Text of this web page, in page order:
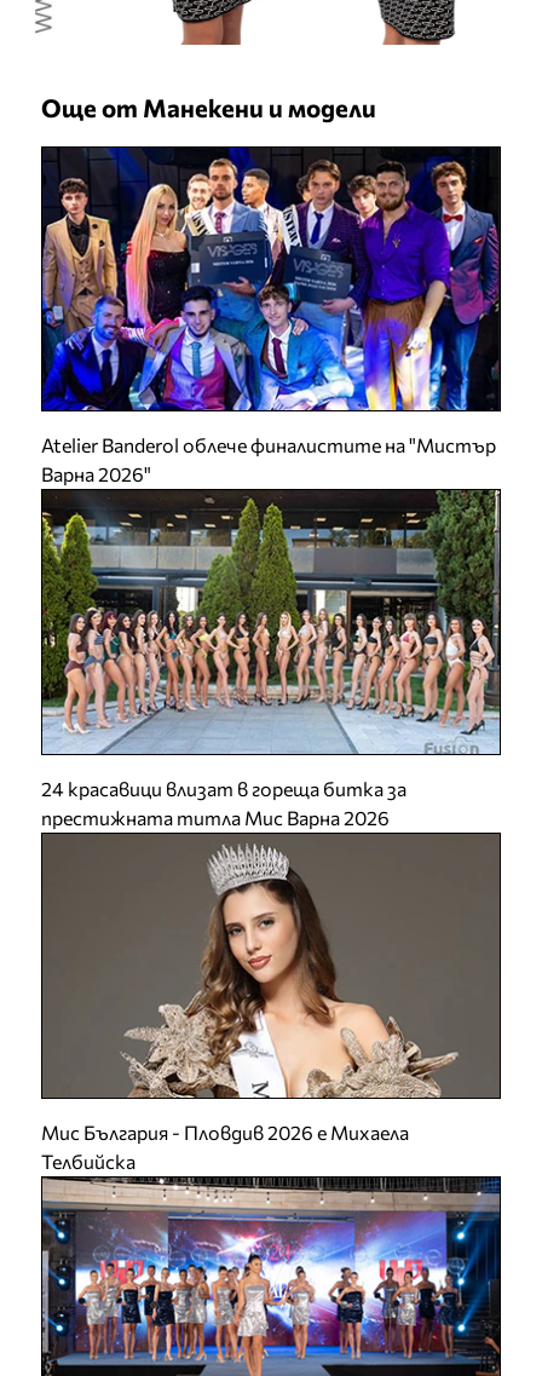
Още от Манекени и модели
Atelier Banderol облече финалистите на "Мистър
Варна 2026"
24 красавици влизат в гореща битка за
престижната титла Мис Варна 2026
Мис България - Пловдив 2026 е Михаела
Телбийска